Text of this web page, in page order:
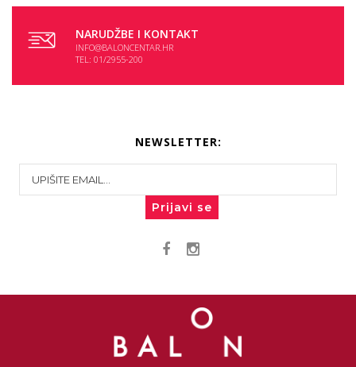
NARUDŽBE I KONTAKT
INFO@BALONCENTAR.HR
TEL: 01/2955-200
NEWSLETTER:
Prijavi se